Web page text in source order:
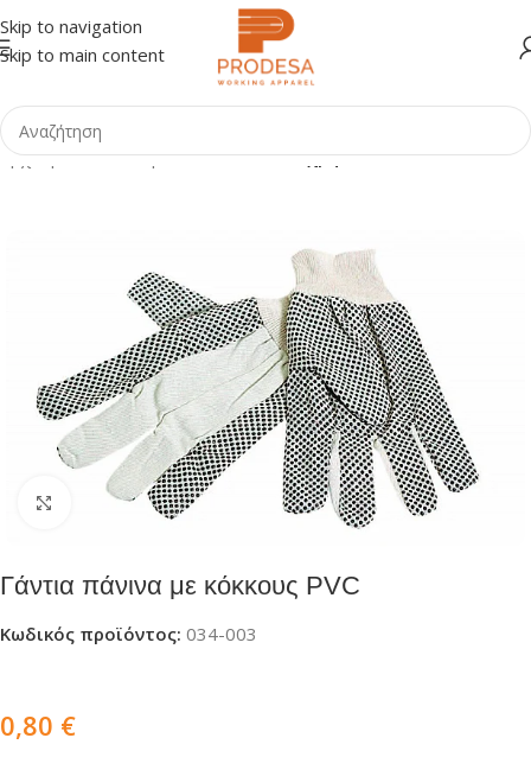
Skip to navigation
Skip to main content
Αρχική σελίδα Shop Γάντια Γενικών χρήσεων
Click to enlarge
Γάντια πάνινα με κόκκους PVC
Κωδικός προϊόντος: 034-003
0,80 €